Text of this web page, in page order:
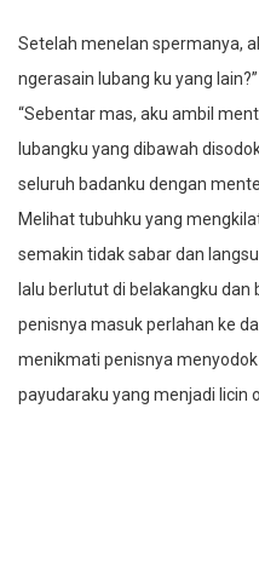
Setelah menelan spermanya,
ngerasain lubang ku yang
“Sebentar mas, aku ambil
lubangku yang dibawah
seluruh badanku dengan
Melihat tubuhku yang
semakin tidak sabar dan
lalu berlutut di belakangku
penisnya masuk perlahan ke
menikmati penisnya
payudaraku yang menjadi licin